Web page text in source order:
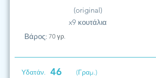
(original)
x9 κουτάλια
Βάρος: 70 γρ.
Υδατάν. 46 (Γραμ.)